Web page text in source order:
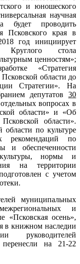
и юношеского
научная
будет проводить
Псковского края в
год инициирует
Круглого стола
ценностям»;
«Стратегия
области до
Стратегии». На
депутатов 30
вопросах в
области» и «Об
области».
области по культуре
рекомендаций по
и обеспеченности
культуры, нормы и
на территории
с учетом
муниципальных
и
«Псковская осень»,
в книжном наследии
руководителей
на 21-22